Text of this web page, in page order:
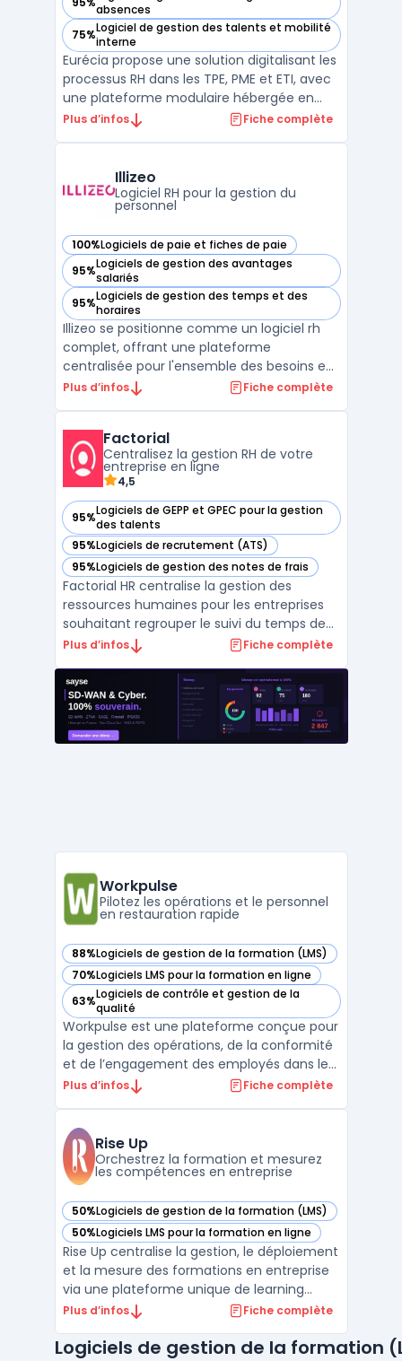
absences
— voir Eurécia dans cette catégorie
75%Logiciel de gestion des talents et mobilité
interne
— voir Eurécia dans cette catégorie
Eurécia propose une solution digitalisant les
processus RH dans les TPE, PME et ETI, avec
une plateforme modulaire hébergée en
France et conforme au RGPD. Cette
allant du suivi des dossiers salariés à
l’ensemble du pilotage RH. ...
Plus d’infos Fiche complète
Illizeo
Logiciel RH pour la gestion du
personnel
100%Logiciels de paie et fiches de paie
— voir Illizeo dans cette catégorie
95%Logiciels de gestion des avantages
salariés
— voir Illizeo dans cette catégorie
95%Logiciels de gestion des temps et des
horaires
— voir Illizeo dans cette catégorie
Illizeo se positionne comme un logiciel rh
complet, offrant une plateforme
centralisée pour l'ensemble des besoins en
ressources humaines. Conçu par l'éditeur
simplifier les processus pour les entreprises
de ...
Plus d’infos Fiche complète
Factorial
Centralisez la gestion RH de votre
entreprise en ligne
4,5
95%Logiciels de GEPP et GPEC pour la gestion
des talents
— voir Factorial dans cette catégorie
95%Logiciels de recrutement (ATS)
— voir Factorial dans cette catégorie
95%Logiciels de gestion des notes de frais
— voir Factorial dans cette catégorie
Factorial HR centralise la gestion des
ressources humaines pour les entreprises
souhaitant regrouper le suivi du temps de
travail, des absences, de la paie, du
dans un seul outil. La plateforme permet
l'accès aux dossiers des collaborateurs, la
gestion docum ...
Plus d’infos Fiche complète
Workpulse
Pilotez les opérations et le personnel
en restauration rapide
88%Logiciels de gestion de la formation (LMS)
— voir Workpulse dans cette catégorie
70%Logiciels LMS pour la formation en ligne
— voir Workpulse dans cette catégorie
63%Logiciels de contrôle et gestion de la
qualité
— voir Workpulse dans cette catégorie
Workpulse est une plateforme conçue pour
la gestion des opérations, de la conformité
et de l’engagement des employés dans les
environnements de travail à flux tendu,
exigences de contrôle des processus, y
compris la conformité al ...
Plus d’infos Fiche complète
Rise Up
Orchestrez la formation et mesurez
les compétences en entreprise
50%Logiciels de gestion de la formation (LMS)
— voir Rise Up dans cette catégorie
50%Logiciels LMS pour la formation en ligne
— voir Rise Up dans cette catégorie
Rise Up centralise la gestion, le déploiement
et la mesure des formations en entreprise
via une plateforme unique de learning
management system. Le besoin métier
formation à destination de collaborateurs,
Plus d’infos Fiche complète
Logiciels de gestion de la formation